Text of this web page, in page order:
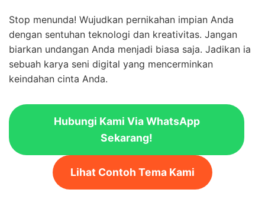
Stop menunda! Wujudkan pernikahan impian Anda
dengan sentuhan teknologi dan kreativitas. Jangan
biarkan undangan Anda menjadi biasa saja. Jadikan ia
sebuah karya seni digital yang mencerminkan
keindahan cinta Anda.
Hubungi Kami Via WhatsApp
Sekarang!
Lihat Contoh Tema Kami